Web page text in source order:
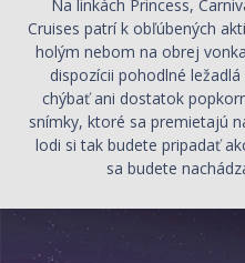
Na linkách Princess,
Cruises patrí k obľúbených
holým nebom na obrej
dispozícii pohodlné
chýbať ani dostatok
snímky, ktoré sa premietajú
lodi si tak budete pripadať
sa budete